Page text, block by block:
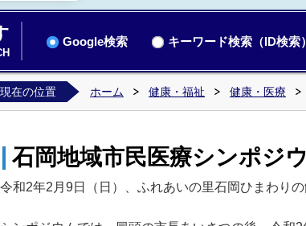
Google検索 キーワード検索（ID検索）
現在の位置 ホーム 健康・福祉 健康・医療
石岡地域市民医療シンポジ
令和2年2月9日（日）、ふれあいの里石岡ひまわり